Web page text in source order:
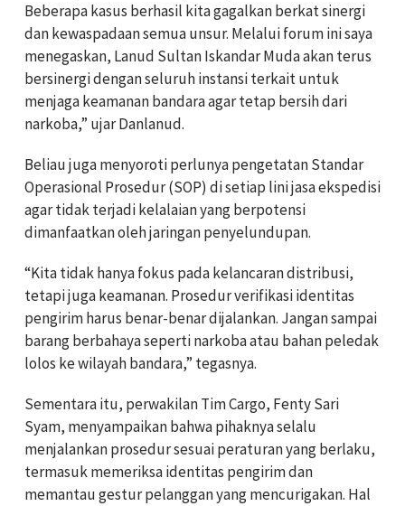
Beberapa kasus berhasil kita gagalkan berkat sinergi
dan kewaspadaan semua unsur. Melalui forum ini saya
menegaskan, Lanud Sultan Iskandar Muda akan terus
bersinergi dengan seluruh instansi terkait untuk
menjaga keamanan bandara agar tetap bersih dari
narkoba,” ujar Danlanud.
Beliau juga menyoroti perlunya pengetatan Standar
Operasional Prosedur (SOP) di setiap lini jasa ekspedisi
agar tidak terjadi kelalaian yang berpotensi
dimanfaatkan oleh jaringan penyelundupan.
“Kita tidak hanya fokus pada kelancaran distribusi,
tetapi juga keamanan. Prosedur verifikasi identitas
pengirim harus benar-benar dijalankan. Jangan sampai
barang berbahaya seperti narkoba atau bahan peledak
lolos ke wilayah bandara,” tegasnya.
Sementara itu, perwakilan Tim Cargo, Fenty Sari
Syam, menyampaikan bahwa pihaknya selalu
menjalankan prosedur sesuai peraturan yang berlaku,
termasuk memeriksa identitas pengirim dan
memantau gestur pelanggan yang mencurigakan. Hal